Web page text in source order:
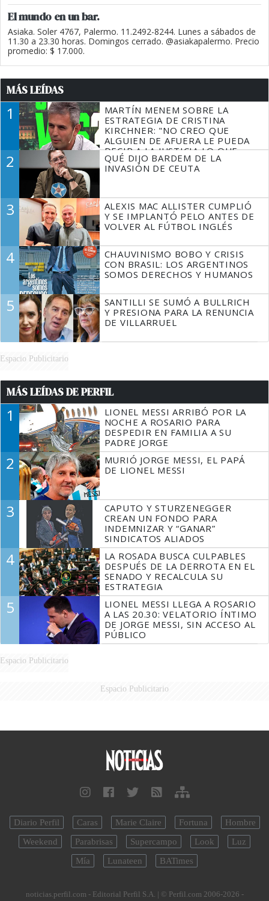
El mundo en un bar.
Asiaka. Soler 4767, Palermo. 11.2492-8244. Lunes a sábados de
11.30 a 23.30 horas. Domingos cerrado. @asiakapalermo. Precio
promedio: $ 17.000.
MÁS LEÍDAS
1
MARTÍN MENEM SOBRE LA
ESTRATEGIA DE CRISTINA
KIRCHNER: "NO CREO QUE
ALGUIEN DE AFUERA LE PUEDA
DECIR A LA JUSTICIA LO QUE
TIENE QUE HACER"
2
QUÉ DIJO BARDEM DE LA
INVASIÓN DE CEUTA
3
ALEXIS MAC ALLISTER CUMPLIÓ
Y SE IMPLANTÓ PELO ANTES DE
VOLVER AL FÚTBOL INGLÉS
4
CHAUVINISMO BOBO Y CRISIS
CON BRASIL: LOS ARGENTINOS
SOMOS DERECHOS Y HUMANOS
5
SANTILLI SE SUMÓ A BULLRICH
Y PRESIONA PARA LA RENUNCIA
DE VILLARRUEL
Espacio Publicitario
MÁS LEÍDAS DE PERFIL
1
LIONEL MESSI ARRIBÓ POR LA
NOCHE A ROSARIO PARA
DESPEDIR EN FAMILIA A SU
PADRE JORGE
2
MURIÓ JORGE MESSI, EL PAPÁ
DE LIONEL MESSI
3
CAPUTO Y STURZENEGGER
CREAN UN FONDO PARA
INDEMNIZAR Y “GANAR”
SINDICATOS ALIADOS
4
LA ROSADA BUSCA CULPABLES
DESPUÉS DE LA DERROTA EN EL
SENADO Y RECALCULA SU
ESTRATEGIA
5
LIONEL MESSI LLEGA A ROSARIO
A LAS 20.30: VELATORIO ÍNTIMO
DE JORGE MESSI, SIN ACCESO AL
PÚBLICO
Espacio Publicitario
Espacio Publicitario
Diario Perfil Caras Marie Claire Fortuna
Hombre
Weekend
Parabrisas Supercampo Look
Luz
Mía
Lunateen BATimes
noticias.perfil.com - Editorial Perfil S.A. | © Perfil.com 2006-2026 -